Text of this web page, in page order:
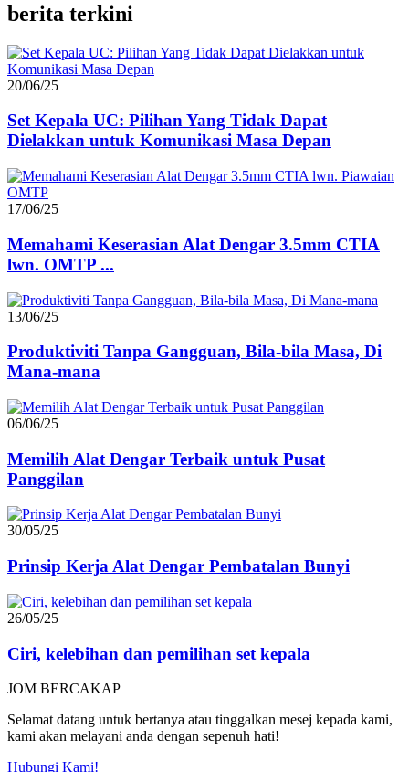
berita terkini
20/06/25
Set Kepala UC: Pilihan Yang Tidak Dapat
Dielakkan untuk Komunikasi Masa Depan
17/06/25
Memahami Keserasian Alat Dengar 3.5mm CTIA
lwn. OMTP ...
13/06/25
Produktiviti Tanpa Gangguan, Bila-bila Masa, Di
Mana-mana
06/06/25
Memilih Alat Dengar Terbaik untuk Pusat
Panggilan
30/05/25
Prinsip Kerja Alat Dengar Pembatalan Bunyi
26/05/25
Ciri, kelebihan dan pemilihan set kepala
JOM BERCAKAP
Selamat datang untuk bertanya atau tinggalkan mesej kepada kami,
kami akan melayani anda dengan sepenuh hati!
Hubungi Kami!